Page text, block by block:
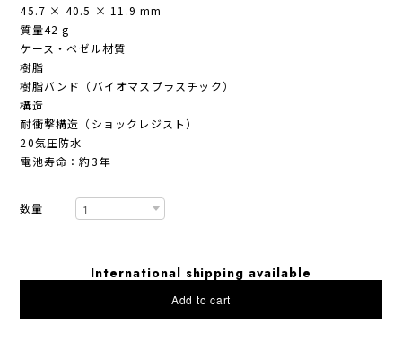
45.7 × 40.5 × 11.9 mm
質量42 g
ケース・ベゼル材質
樹脂
樹脂バンド（バイオマスプラスチック）
構造
耐衝撃構造（ショックレジスト）
20気圧防水
電池寿命：約3年
数量
International shipping available
Add to cart